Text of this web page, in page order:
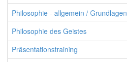
Philosophie - allgemein / Grundlagen
Philosophie des Geistes
Präsentationstraining